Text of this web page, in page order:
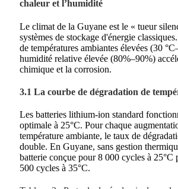
chaleur et l’humidité
Le climat de la Guyane est le « tueur
systèmes de stockage d'énergie
de températures ambiantes élevées (30
humidité relative élevée (80%–90%)
chimique et la corrosion.
3.1 La courbe de dégradation de
Les batteries lithium-ion standard
optimale à 25°C. Pour chaque
température ambiante, le taux de
double. En Guyane, sans gestion
batterie conçue pour 8 000 cycles à 25°C
500 cycles à 35°C.